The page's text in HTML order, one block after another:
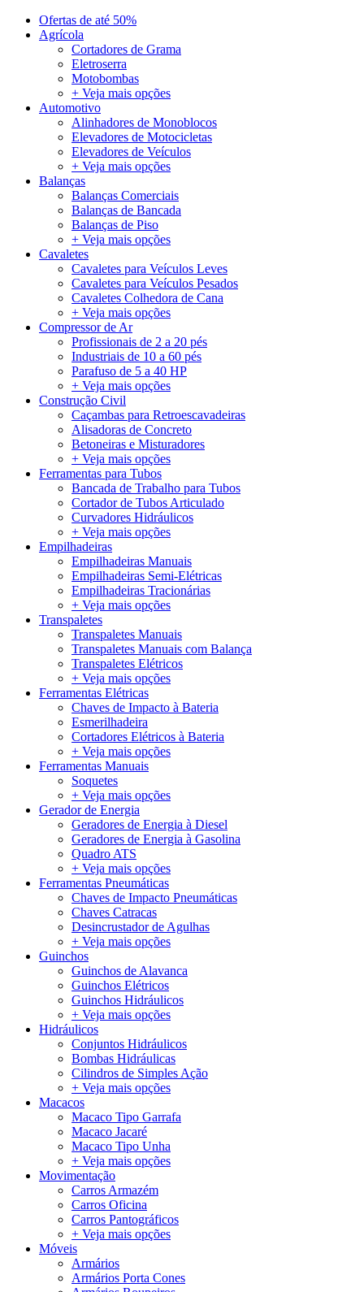
Ofertas de até 50%
Agrícola
Cortadores de Grama
Eletroserra
Motobombas
+ Veja mais opções
Automotivo
Alinhadores de Monoblocos
Elevadores de Motocicletas
Elevadores de Veículos
+ Veja mais opções
Balanças
Balanças Comerciais
Balanças de Bancada
Balanças de Piso
+ Veja mais opções
Cavaletes
Cavaletes para Veículos Leves
Cavaletes para Veículos Pesados
Cavaletes Colhedora de Cana
+ Veja mais opções
Compressor de Ar
Profissionais de 2 a 20 pés
Industriais de 10 a 60 pés
Parafuso de 5 a 40 HP
+ Veja mais opções
Construção Civil
Caçambas para Retroescavadeiras
Alisadoras de Concreto
Betoneiras e Misturadores
+ Veja mais opções
Ferramentas para Tubos
Bancada de Trabalho para Tubos
Cortador de Tubos Articulado
Curvadores Hidráulicos
+ Veja mais opções
Empilhadeiras
Empilhadeiras Manuais
Empilhadeiras Semi-Elétricas
Empilhadeiras Tracionárias
+ Veja mais opções
Transpaletes
Transpaletes Manuais
Transpaletes Manuais com Balança
Transpaletes Elétricos
+ Veja mais opções
Ferramentas Elétricas
Chaves de Impacto à Bateria
Esmerilhadeira
Cortadores Elétricos à Bateria
+ Veja mais opções
Ferramentas Manuais
Soquetes
+ Veja mais opções
Gerador de Energia
Geradores de Energia à Diesel
Geradores de Energia à Gasolina
Quadro ATS
+ Veja mais opções
Ferramentas Pneumáticas
Chaves de Impacto Pneumáticas
Chaves Catracas
Desincrustador de Agulhas
+ Veja mais opções
Guinchos
Guinchos de Alavanca
Guinchos Elétricos
Guinchos Hidráulicos
+ Veja mais opções
Hidráulicos
Conjuntos Hidráulicos
Bombas Hidráulicas
Cilindros de Simples Ação
+ Veja mais opções
Macacos
Macaco Tipo Garrafa
Macaco Jacaré
Macaco Tipo Unha
+ Veja mais opções
Movimentação
Carros Armazém
Carros Oficina
Carros Pantográficos
+ Veja mais opções
Móveis
Armários
Armários Porta Cones